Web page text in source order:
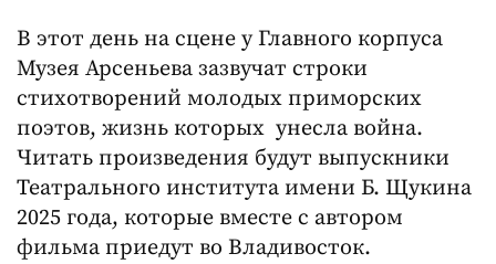
В этот день на сцене у Главного корпуса
Музея Арсеньева зазвучат строки
стихотворений молодых приморских
поэтов, жизнь которых унесла война.
Читать произведения будут выпускники
Театрального института имени Б. Щукина
2025 года, которые вместе с автором
фильма приедут во Владивосток.